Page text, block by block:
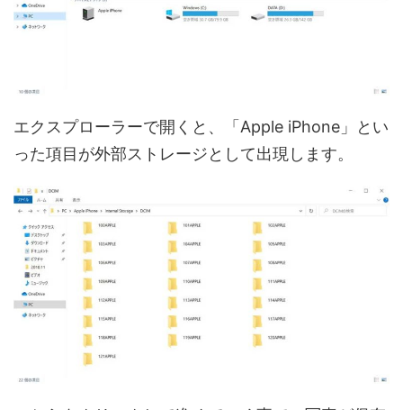
エクスプローラーで開くと、「Apple iPhone」とい
った項目が外部ストレージとして出現します。